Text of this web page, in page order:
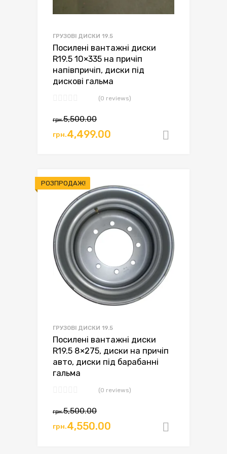
ГРУЗОВІ ДИСКИ 19.5
Посилені вантажні диски
R19.5 10×335 на причіп
напівпричіп, диски під
дискові гальма
(0 reviews)
грн.5,500.00Оригінальна
ціна:
грн.4,499.00
Поточна
ціна:
РОЗПРОДАЖ!
ГРУЗОВІ ДИСКИ 19.5
Посилені вантажні диски
R19.5 8×275, диски на причіп
авто, диски під барабанні
гальма
(0 reviews)
грн.5,500.00Оригінальна
ціна:
грн.4,550.00
Поточна
ціна: